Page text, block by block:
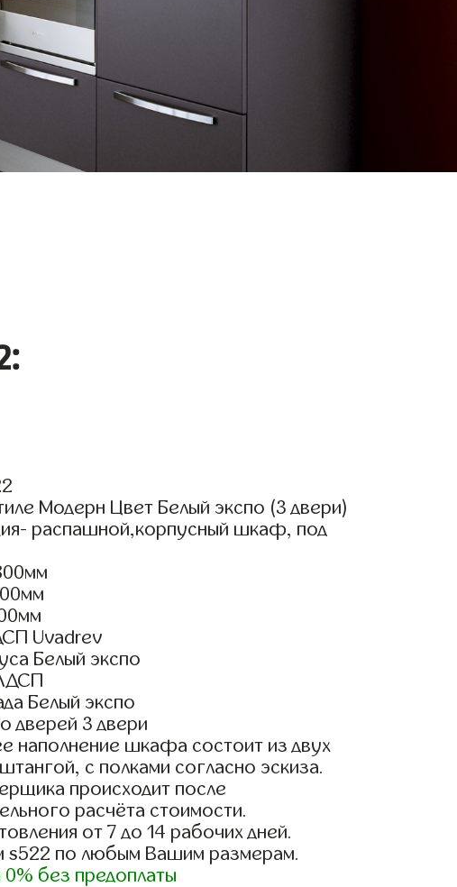
Модерн Цвет Белый экспо (3 двери)
распашной,корпусный шкаф, под
Uvadrev
Белый экспо
Белый экспо
дверей 3 двери
наполнение шкафа состоит из двух
с полками согласно эскиза.
происходит после
расчёта стоимости.
от 7 до 14 рабочих дней.
s522 по любым Вашим размерам.
0% без предоплаты